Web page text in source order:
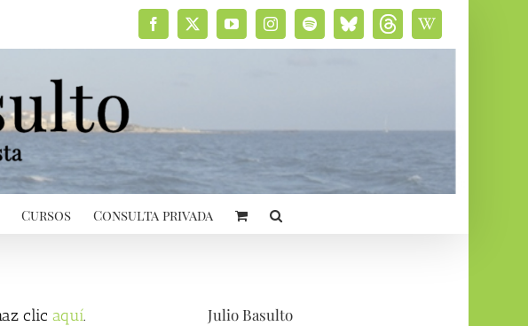
Facebook
X YouTubeInstagramSpotifyBluesky
social
ThreadsWikipedia
Cursos Consulta privada
clic aquí. Julio Basulto